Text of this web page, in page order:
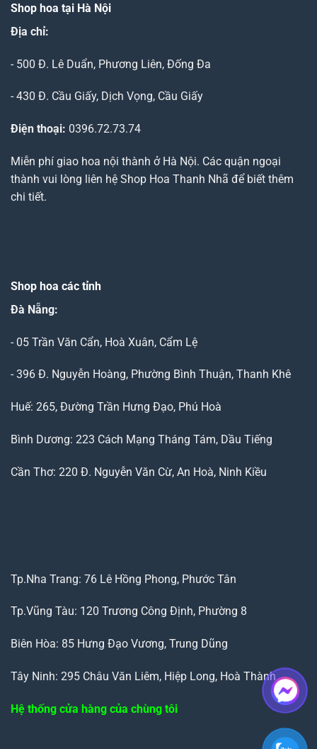
Shop hoa tại Hà Nội
Địa chỉ:
- 500 Đ. Lê Duẩn, Phương Liên, Đống Đa
- 430 Đ. Cầu Giấy, Dịch Vọng, Cầu Giấy
Điện thoại: 0396.72.73.74
Miễn phí giao hoa nội thành ở Hà Nội. Các quận ngoại
thành vui lòng liên hệ Shop Hoa Thanh Nhã để biết thêm
chi tiết.
Shop hoa các tỉnh
Đà Nẵng:
- 05 Trần Văn Cẩn, Hoà Xuân, Cẩm Lệ
- 396 Đ. Nguyễn Hoàng, Phường Bình Thuận, Thanh Khê
Huế: 265, Đường Trần Hưng Đạo, Phú Hoà
Bình Dương: 223 Cách Mạng Tháng Tám, Dầu Tiếng
Cần Thơ: 220 Đ. Nguyễn Văn Cừ, An Hoà, Ninh Kiều
Tp.Nha Trang: 76 Lê Hồng Phong, Phước Tân
Tp.Vũng Tàu: 120 Trương Công Định, Phường 8
Biên Hòa: 85 Hưng Đạo Vương, Trung Dũng
Tây Ninh: 295 Châu Văn Liêm, Hiệp Long, Hoà Thành
Hệ thống cửa hàng của chùng tôi